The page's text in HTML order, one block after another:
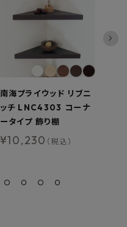
南海プライウッド リブニ
ッチ LNC4303 コーナ
ータイプ 飾り棚
¥10,230 （税込）